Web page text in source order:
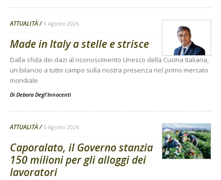
ATTUALITÀ 6 Agosto 2026
Made in Italy a stelle e strisce
Dalla sfida dei dazi al riconoscimento Unesco della Cucina Italiana,
un bilancio a tutto campo sulla nostra presenza nel primo mercato
mondiale
Di Debora Degl'Innocenti
ATTUALITÀ 5 Agosto 2026
Caporalato, il Governo stanzia
150 milioni per gli alloggi dei
lavoratori